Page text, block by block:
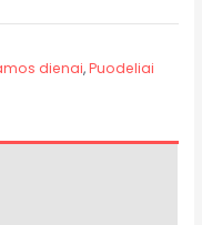
dienai,Puodeliai